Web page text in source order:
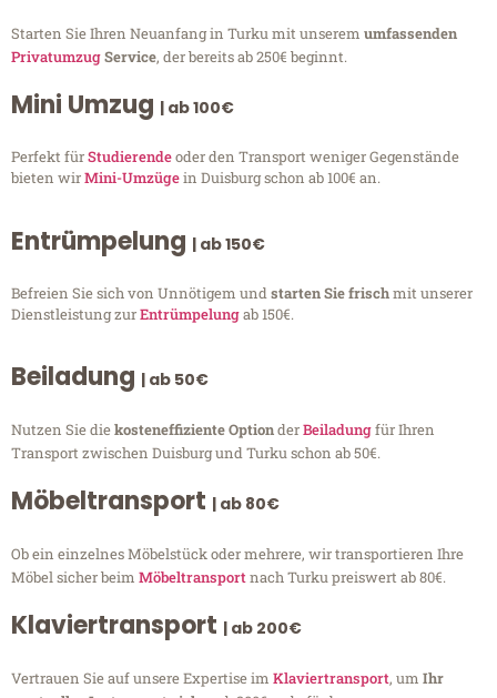
Starten Sie Ihren Neuanfang in Turku mit unserem umfassenden
PrivatumzugService, der bereits ab 250€ beginnt.
Mini Umzug | ab 100€
Perfekt fürStudierendeoder den Transport weniger Gegenstände
bieten wirMini-Umzügein Duisburg schon ab 100€ an.
Entrümpelung | ab 150€
Befreien Sie sich von Unnötigem undstarten Sie frischmit unserer
Dienstleistung zurEntrümpelungab 150€.
Beiladung | ab 50€
Nutzen Sie diekosteneffiziente OptionderBeiladungfür Ihren
Transport zwischen Duisburg und Turku schon ab 50€.
Möbeltransport | ab 80€
Ob ein einzelnes Möbelstück oder mehrere, wir transportieren Ihre
Möbel sicher beim Möbeltransportnach Turku preiswert ab 80€.
Klaviertransport | ab 200€
Vertrauen Sie auf unsere Expertise im Klaviertransport, um Ihr